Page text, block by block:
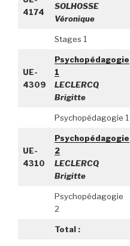
4174
SOLHOSSE
Véronique
Stages 1
UE-
4309
Psychopédagogie
1
LECLERCQ
Brigitte
Psychopédagogie 1
UE-
4310
Psychopédagogie
2
LECLERCQ
Brigitte
Psychopédagogie
2
Total :